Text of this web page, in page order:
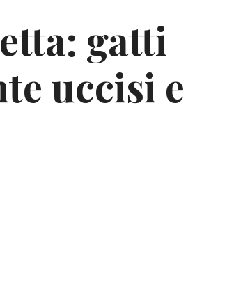
gatti
uccisi e